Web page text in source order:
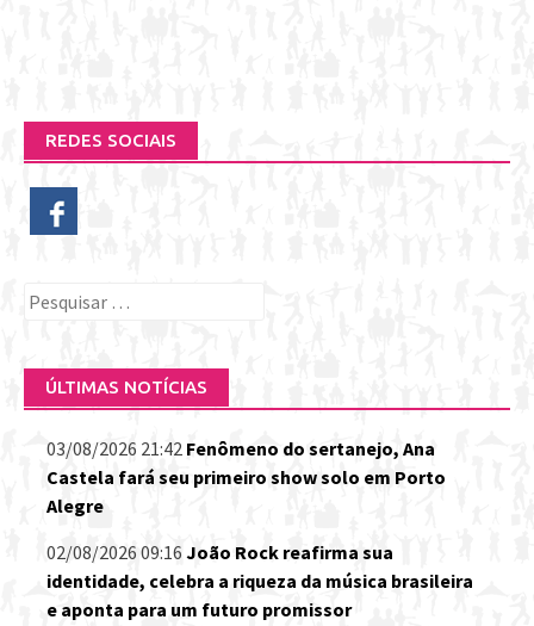
REDES SOCIAIS
Pesquisar
ÚLTIMAS NOTÍCIAS
03/08/2026 21:42 Fenômeno do sertanejo, Ana
Castela fará seu primeiro show solo em Porto
Alegre
02/08/2026 09:16 João Rock reafirma sua
identidade, celebra a riqueza da música brasileira
e aponta para um futuro promissor